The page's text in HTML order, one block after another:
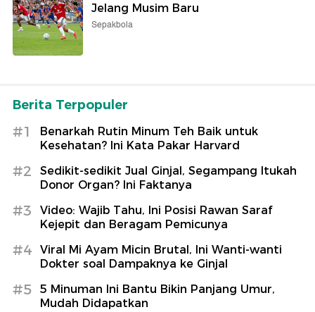
Jelang Musim Baru
Sepakbola
Berita Terpopuler
#1
Benarkah Rutin Minum Teh Baik untuk
Kesehatan? Ini Kata Pakar Harvard
#2
Sedikit-sedikit Jual Ginjal, Segampang Itukah
Donor Organ? Ini Faktanya
#3
Video: Wajib Tahu, Ini Posisi Rawan Saraf
Kejepit dan Beragam Pemicunya
#4
Viral Mi Ayam Micin Brutal, Ini Wanti-wanti
Dokter soal Dampaknya ke Ginjal
#5
5 Minuman Ini Bantu Bikin Panjang Umur,
Mudah Didapatkan